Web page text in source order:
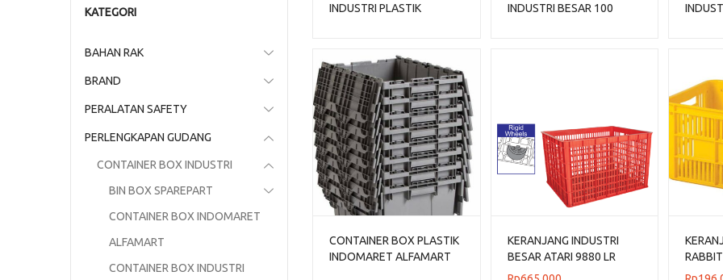
INDUSTRI PLASTIK
INDUSTRI BESAR 100
CONTAINER BOX PLASTIK
INDOMARET ALFAMART
KERANJANG INDUSTRI
BESAR ATARI 9880 LR
UKURAN 100x80x63,6 CM
KATEGORI
BAHAN RAK
BRAND
PERALATAN SAFETY
PERLENGKAPAN GUDANG
CONTAINER BOX INDUSTRI
BIN BOX SPAREPART
CONTAINER BOX INDOMARET
ALFAMART
CONTAINER BOX INDUSTRI